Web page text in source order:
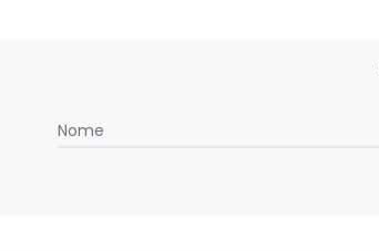
Nome